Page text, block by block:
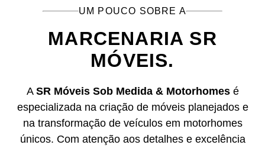
UM POUCO SOBRE A
MARCENARIA SR
MÓVEIS.
A SR Móveis Sob Medida & Motorhomesé
especializada na criação de móveis planejados e
na transformação de veículos em motorhomes
únicos. Com atenção aos detalhes e excelência